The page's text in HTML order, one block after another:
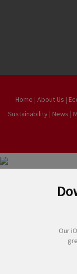
Home | About Us |
Sustainability | News |
Our